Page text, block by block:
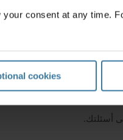
your consent at any time.
cookies
أسئلتك.